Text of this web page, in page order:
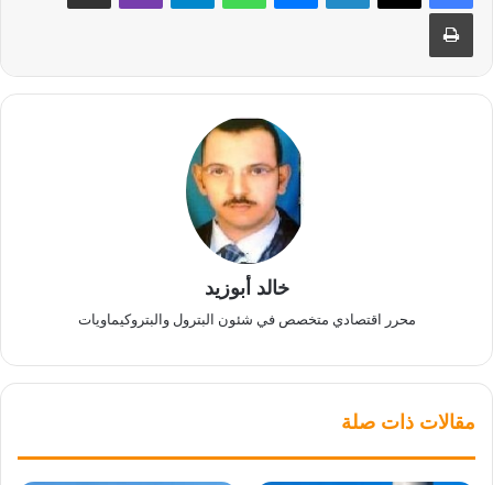
طباعة
خالد أبوزيد
محرر اقتصادي متخصص في شئون البترول والبتروكيماويات
مقالات ذات صلة